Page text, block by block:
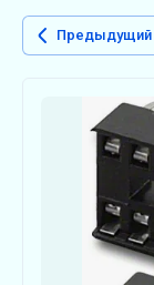
Предыдущий